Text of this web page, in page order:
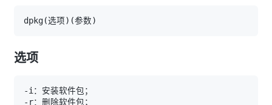
dpkg(选项) (参数)
选项